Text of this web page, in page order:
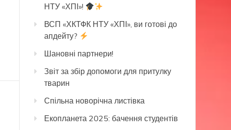
НТУ «ХПІ»!
ВСП «ХКТФК НТУ «ХПІ», ви готові до
апдейту?
Шановні партнери!
Звіт за збір допомоги для притулку
тварин
Спільна новорічна листівка
Екопланета 2025: бачення студентів